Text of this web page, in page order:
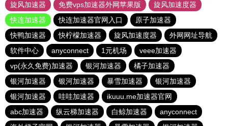
旋风加速器
免费vps加速器外网苹果版
旋风加速度器
快连加速器
快连加速器官网入口
原子加速器
快鸭加速器
快柠檬加速器 旋风加速度器
外网网址导航
软件中心
anyconnect 1元机场
veee加速器
vp(永久免费)加速器
银河加速器
橘子加速器
银河加速器
银河加速器 暴雪加速器
银河加速器
银河加速器
哇哇加速器
ikuuu.me加速器官网
abc加速器
纵云梯加速器 白鲸加速器
anyconnect